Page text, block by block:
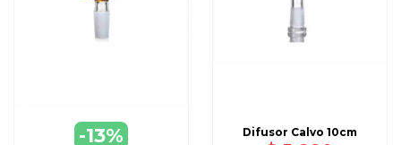
-13% Difusor Calvo 10cm